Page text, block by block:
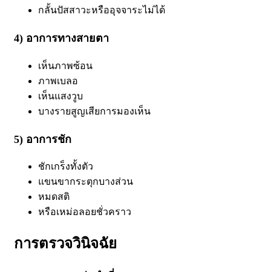
กลั้นปัสสาวะหรืออุจจาระไม่ได้
4) อาการทางสายตา
เห็นภาพซ้อน
ภาพเบลอ
เห็นแสงวูบ
บางรายสูญเสียการมองเห็น
5) อาการชัก
ชักเกร็งทั้งตัว
แขนขากระตุกบางส่วน
หมดสติ
หรือเหม่อลอยชั่วคราว
การตรวจวินิจฉัย